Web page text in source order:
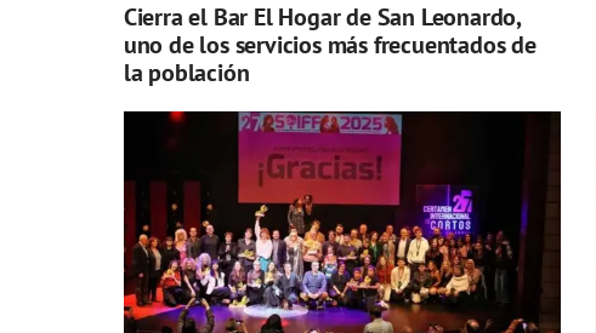
Cierra el Bar El Hogar de San Leonardo,
uno de los servicios más frecuentados de
la población